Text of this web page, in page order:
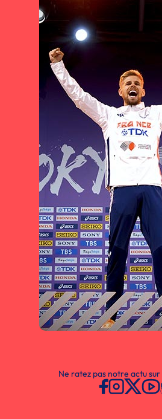
Ne ratez pas notre actu sur